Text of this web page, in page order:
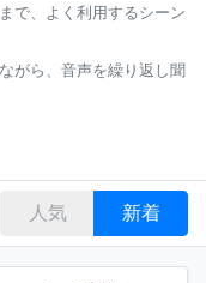
で、よく利用するシーン
がら、音声を繰り返し聞
人気 新着